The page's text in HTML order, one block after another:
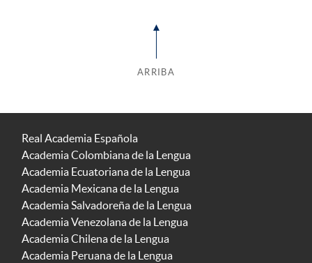
ARRIBA
Real Academia Española
Academia Colombiana de la Lengua
Academia Ecuatoriana de la Lengua
Academia Mexicana de la Lengua
Academia Salvadoreña de la Lengua
Academia Venezolana de la Lengua
Academia Chilena de la Lengua
Academia Peruana de la Lengua